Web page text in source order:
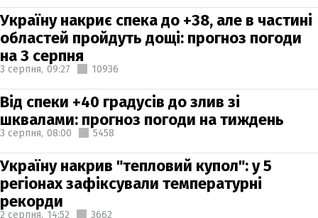
Україну накриє спека до +38, але в частині
областей пройдуть дощі: прогноз погоди
на 3 серпня
3 серпня, 09:27 10936
Від спеки +40 градусів до злив зі
шквалами: прогноз погоди на тиждень
3 серпня, 08:00 5458
Україну накрив "тепловий купол": у 5
регіонах зафіксували температурні
рекорди
2 серпня, 14:52 3662